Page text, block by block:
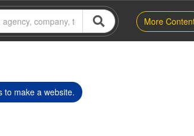
More
to make a website.